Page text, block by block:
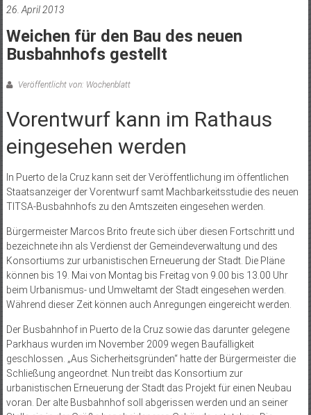
26. April 2013
Weichen für den Bau des neuen
Busbahnhofs gestellt
Veröffentlicht von: Wochenblatt
Vorentwurf kann im Rathaus
eingesehen werden
In Puerto de la Cruz kann seit der Veröffentlichung im öffentlichen
Staatsanzeiger der Vorentwurf samt Machbarkeitsstudie des neuen
TITSA-Busbahnhofs zu den Amtszeiten eingesehen werden.
Bürgermeister Marcos Brito freute sich über diesen Fortschritt und
bezeichnete ihn als Verdienst der Gemeindeverwaltung und des
Konsortiums zur urbanistischen Erneuerung der Stadt. Die Pläne
können bis 19. Mai von Montag bis Freitag von 9.00 bis 13.00 Uhr
beim Urbanismus- und Umweltamt der Stadt eingesehen werden.
Während dieser Zeit können auch Anregungen eingereicht werden.
Der Busbahnhof in Puerto de la Cruz sowie das darunter gelegene
Parkhaus wurden im November 2009 wegen Baufälligkeit
geschlossen. „Aus Sicherheitsgründen“ hatte der Bürgermeister die
Schließung angeordnet. Nun treibt das Konsortium zur
urbanistischen Erneuerung der Stadt das Projekt für einen Neubau
voran. Der alte Busbahnhof soll abgerissen werden und an seiner